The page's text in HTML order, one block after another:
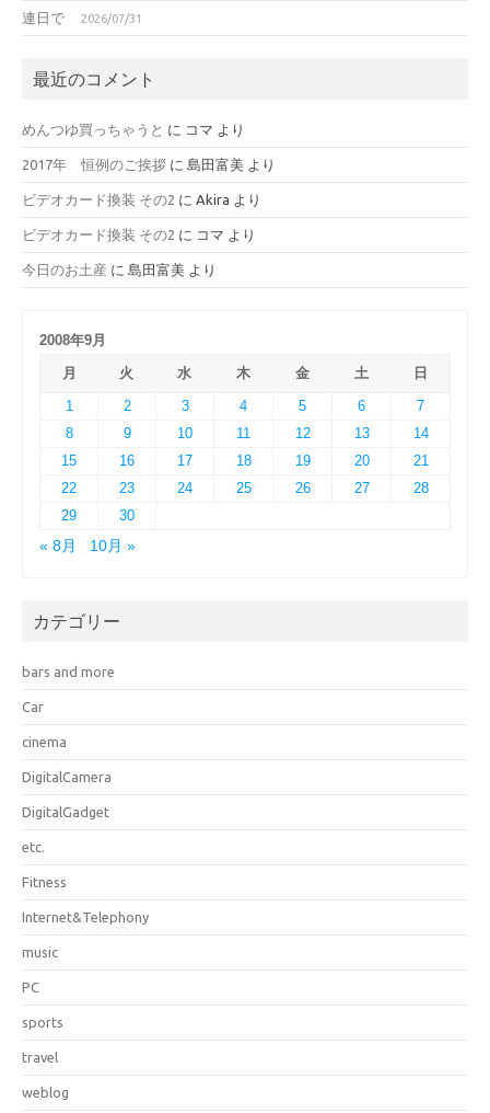
連日で 2026/07/31
最近のコメント
めんつゆ買っちゃうと に コマ より
2017年 恒例のご挨拶 に 島田富美 より
ビデオカード換装 その2 に Akira より
ビデオカード換装 その2 に コマ より
今日のお土産 に 島田富美 より
2008年9月
月
火 水 木 金 土
日
1
2 3 4 5 6
7
8
9 10 11 12 13
14
15
16 17 18 19 20
21
22
23 24 25 26 27
28
29
30
« 8月
10月 »
カテゴリー
bars and more
Car
cinema
DigitalCamera
DigitalGadget
etc.
Fitness
Internet&Telephony
music
PC
sports
travel
weblog